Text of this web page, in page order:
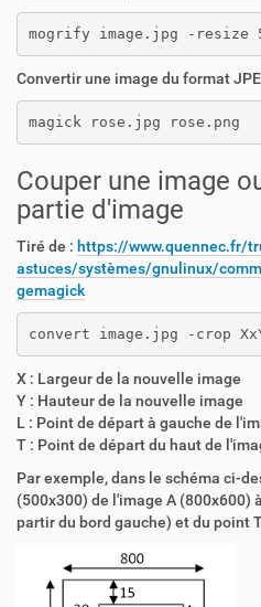
mogrify image.jpg -resize
Convertir une image du format
magick rose.jpg rose.png
Couper une image
partie d'image
Tiré de : https://www.quennec.fr/
astuces/systèmes/gnulinux/
gemagick
convert image.jpg -crop
X : Largeur de la nouvelle image
Y : Hauteur de la nouvelle image
L : Point de départ à gauche de
T : Point de départ du haut de
Par exemple, dans le schéma ci-
(500x300) de l'image A (800x600)
partir du bord gauche) et du point